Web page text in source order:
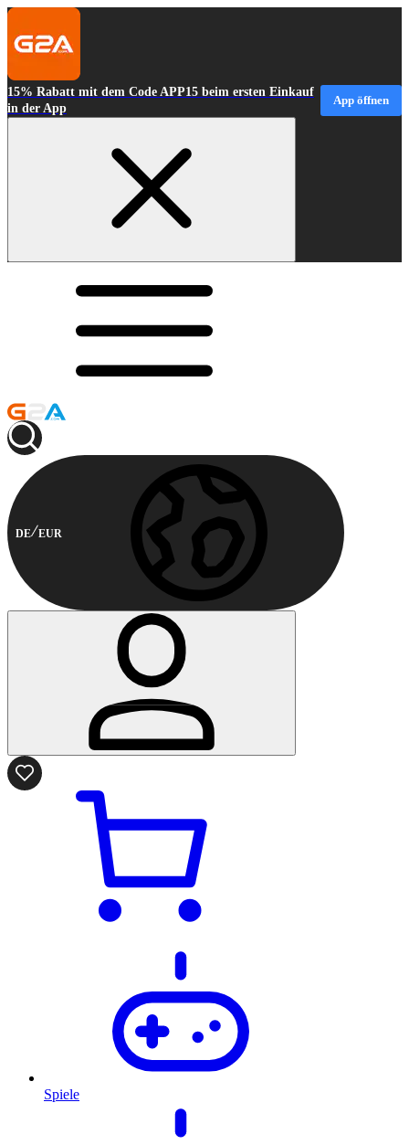
15% Rabatt mit dem Code APP15 beim ersten Einkauf
in der App
App öffnen
DE EUR
Spiele